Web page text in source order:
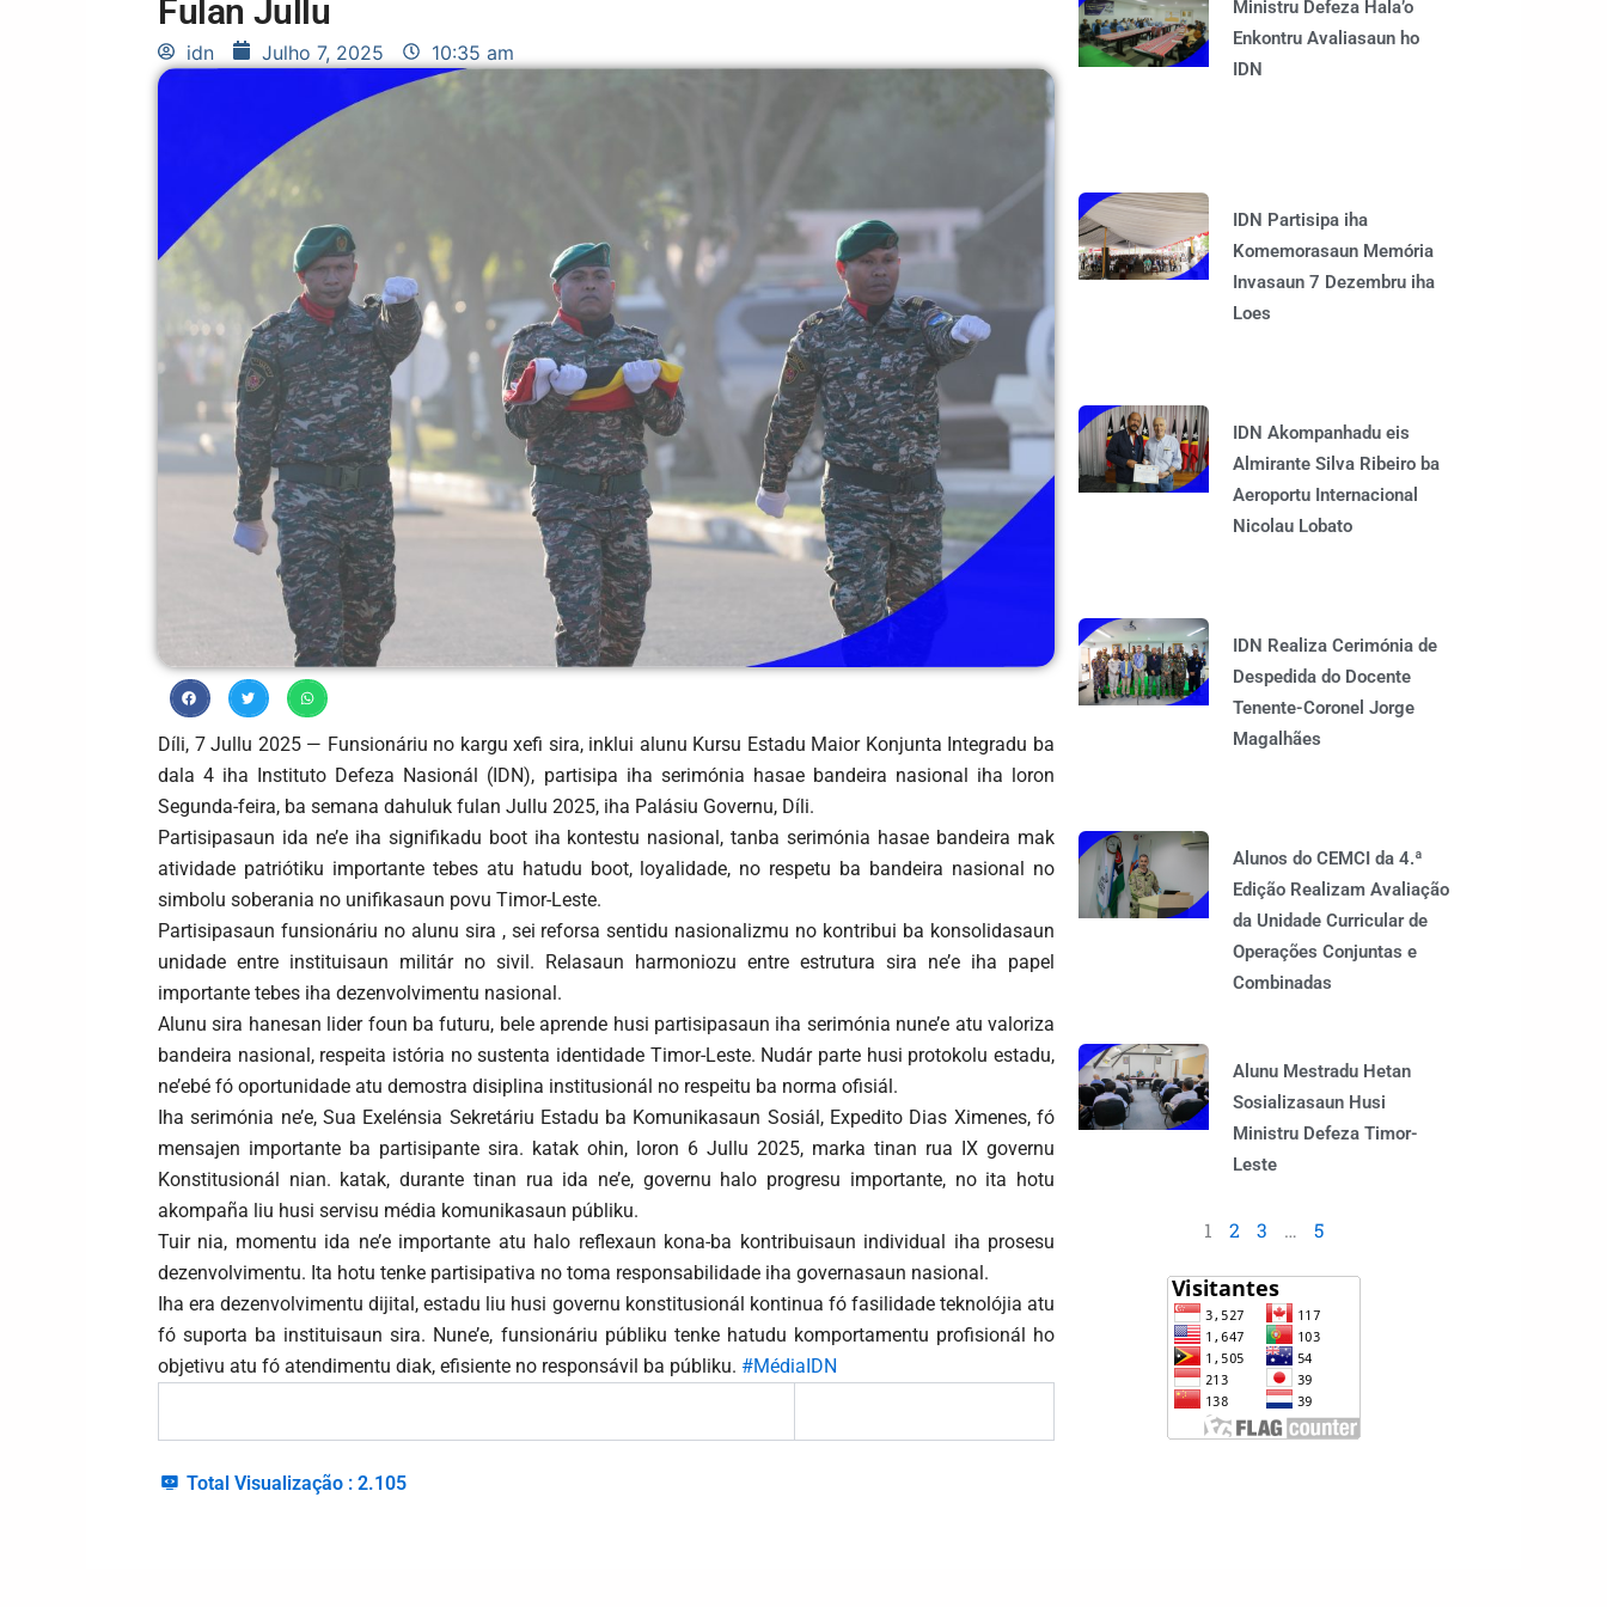
Fulan Jullu
idn Julho 7, 2025 10:35 am
Díli, 7 Jullu 2025 — Funsionáriu no kargu xefi sira, inklui alunu Kursu Estadu Maior Konjunta Integradu ba
dala 4 iha Instituto Defeza Nasionál (IDN), partisipa iha serimónia hasae bandeira nasional iha loron
Segunda-feira, ba semana dahuluk fulan Jullu 2025, iha Palásiu Governu, Díli.
Partisipasaun ida ne’e iha signifikadu boot iha kontestu nasional, tanba serimónia hasae bandeira mak
atividade patriótiku importante tebes atu hatudu boot, loyalidade, no respetu ba bandeira nasional no
simbolu soberania no unifikasaun povu Timor-Leste.
Partisipasaun funsionáriu no alunu sira , sei reforsa sentidu nasionalizmu no kontribui ba konsolidasaun
unidade entre instituisaun militár no sivil. Relasaun harmoniozu entre estrutura sira ne’e iha papel
importante tebes iha dezenvolvimentu nasional.
Alunu sira hanesan lider foun ba futuru, bele aprende husi partisipasaun iha serimónia nune’e atu valoriza
bandeira nasional, respeita istória no sustenta identidade Timor-Leste. Nudár parte husi protokolu estadu,
ne’ebé fó oportunidade atu demostra disiplina institusionál no respeitu ba norma ofisiál.
Iha serimónia ne’e, Sua Exelénsia Sekretáriu Estadu ba Komunikasaun Sosiál, Expedito Dias Ximenes, fó
mensajen importante ba partisipante sira. katak ohin, loron 6 Jullu 2025, marka tinan rua IX governu
Konstitusionál nian. katak, durante tinan rua ida ne’e, governu halo progresu importante, no ita hotu
akompaña liu husi servisu média komunikasaun públiku.
Tuir nia, momentu ida ne’e importante atu halo reflexaun kona-ba kontribuisaun individual iha prosesu
dezenvolvimentu. Ita hotu tenke partisipativa no toma responsabilidade iha governasaun nasional.
Iha era dezenvolvimentu dijital, estadu liu husi governu konstitusionál kontinua fó fasilidade teknolójia atu
fó suporta ba instituisaun sira. Nune’e, funsionáriu públiku tenke hatudu komportamentu profisionál ho
objetivu atu fó atendimentu diak, efisiente no responsávil ba públiku. #MédiaIDN
Total Visualização : 2.105
Ministru Defeza Hala’o
Enkontru Avaliasaun ho
IDN
IDN Partisipa iha
Komemorasaun Memória
Invasaun 7 Dezembru iha
Loes
IDN Akompanhadu eis
Almirante Silva Ribeiro ba
Aeroportu Internacional
Nicolau Lobato
IDN Realiza Cerimónia de
Despedida do Docente
Tenente-Coronel Jorge
Magalhães
Alunos do CEMCI da 4.ª
Edição Realizam Avaliação
da Unidade Curricular de
Operações Conjuntas e
Combinadas
Alunu Mestradu Hetan
Sosializasaun Husi
Ministru Defeza Timor-
Leste
1 2 3 … 5